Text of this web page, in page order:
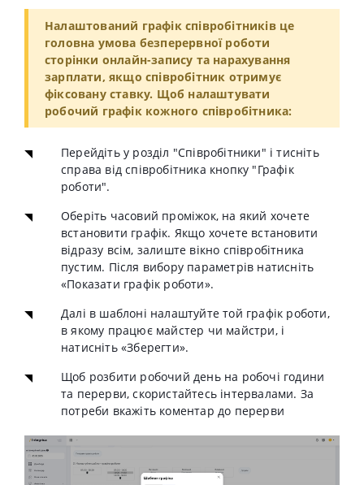
Налаштований графік співробітників це
головна умова безперервної роботи
сторінки онлайн-запису та нарахування
зарплати, якщо співробітник отримує
фіксовану ставку. Щоб налаштувати
робочий графік кожного співробітника:
Перейдіть у розділ "Cпівробітники" і тисніть
справа від співробітника кнопку "Графік
роботи".
Оберіть часовий проміжок, на який хочете
встановити графік. Якщо хочете встановити
відразу всім, залиште вікно співробітника
пустим. Після вибору параметрів натисніть
«Показати графік роботи».
Далі в шаблоні налаштуйте той графік роботи,
в якому працює майстер чи майстри, і
натисніть «Зберегти».
Щоб розбити робочий день на робочі години
та перерви, скористайтесь інтервалами. За
потреби вкажіть коментар до перерви